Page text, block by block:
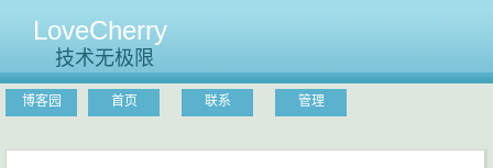
LoveCherry
技术无极限
博客园 首页 联系 管理